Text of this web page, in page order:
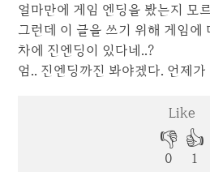
얼마만에 게임 엔딩을 봤는지 모
그런데 이 글을 쓰기 위해 게임에
차에 진엔딩이 있다네..?
엄.. 진엔딩까진 봐야겠다. 언제가